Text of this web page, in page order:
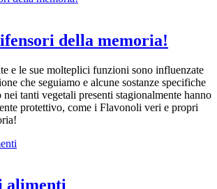
della memoria!
e le sue molteplici funzioni sono influenzate
che seguiamo e alcune sostanze specifiche
nei tanti vegetali presenti stagionalmente hanno
protettivo, come i Flavonoli veri e propri
alimenti